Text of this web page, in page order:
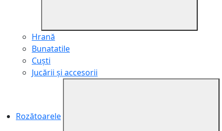
Hrană
Bunatatile
Cuști
Jucării și accesorii
Rozătoarele